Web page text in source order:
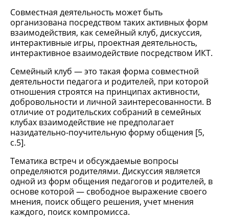
Совместная деятельность может быть
организована посредством таких активных форм
взаимодействия, как семейный клуб, дискуссия,
интерактивные игры, проектная деятельность,
интерактивное взаимодействие посредством ИКТ.
Семейный клуб — это такая форма совместной
деятельности педагога и родителей, при которой
отношения строятся на принципах активности,
добровольности и личной заинтересованности. В
отличие от родительских собраний в семейных
клубах взаимодействие не предполагает
назидательно-поучительную форму общения [5,
c.5].
Тематика встреч и обсуждаемые вопросы
определяются родителями. Дискуссия является
одной из форм общения педагогов и родителей, в
основе которой — свободное выражение своего
мнения, поиск общего решения, учет мнения
каждого, поиск компромисса.